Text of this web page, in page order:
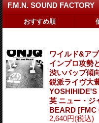
F.M.N. SOUND FACTORY
おすすめ順
ワイルド&ア
インプロ攻勢
渋いバップ傾
鋭派ライヴ
YOSHIHIDE'S
英 ニュー・ジ
BEARD [FMC
2,640円(税込)